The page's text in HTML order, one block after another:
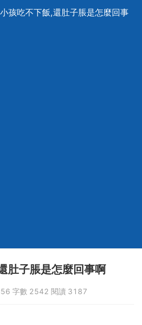
孩吃不下飯,還肚子脹是怎麼回事
肚子脹是怎麼回事啊
字數 2542 閱讀 3187